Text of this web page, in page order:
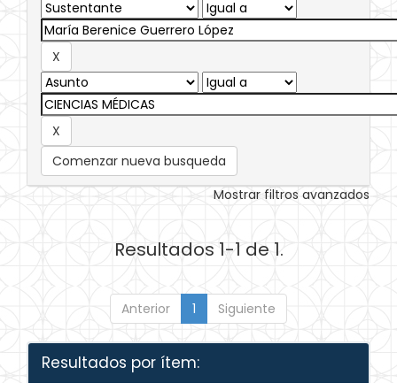
Comenzar nueva busqueda
Mostrar filtros avanzados
Resultados 1-1 de 1.
Anterior 1 Siguiente
Resultados por ítem: